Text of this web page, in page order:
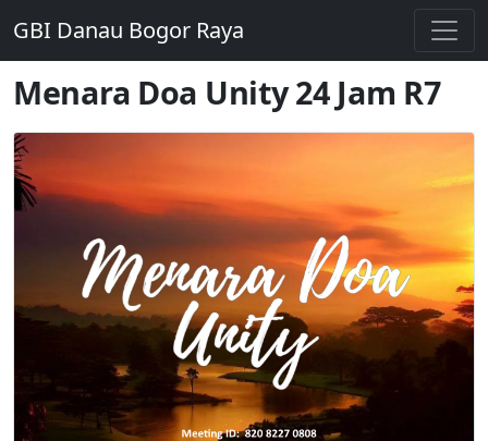
GBI Danau Bogor Raya
Menara Doa Unity 24 Jam R7